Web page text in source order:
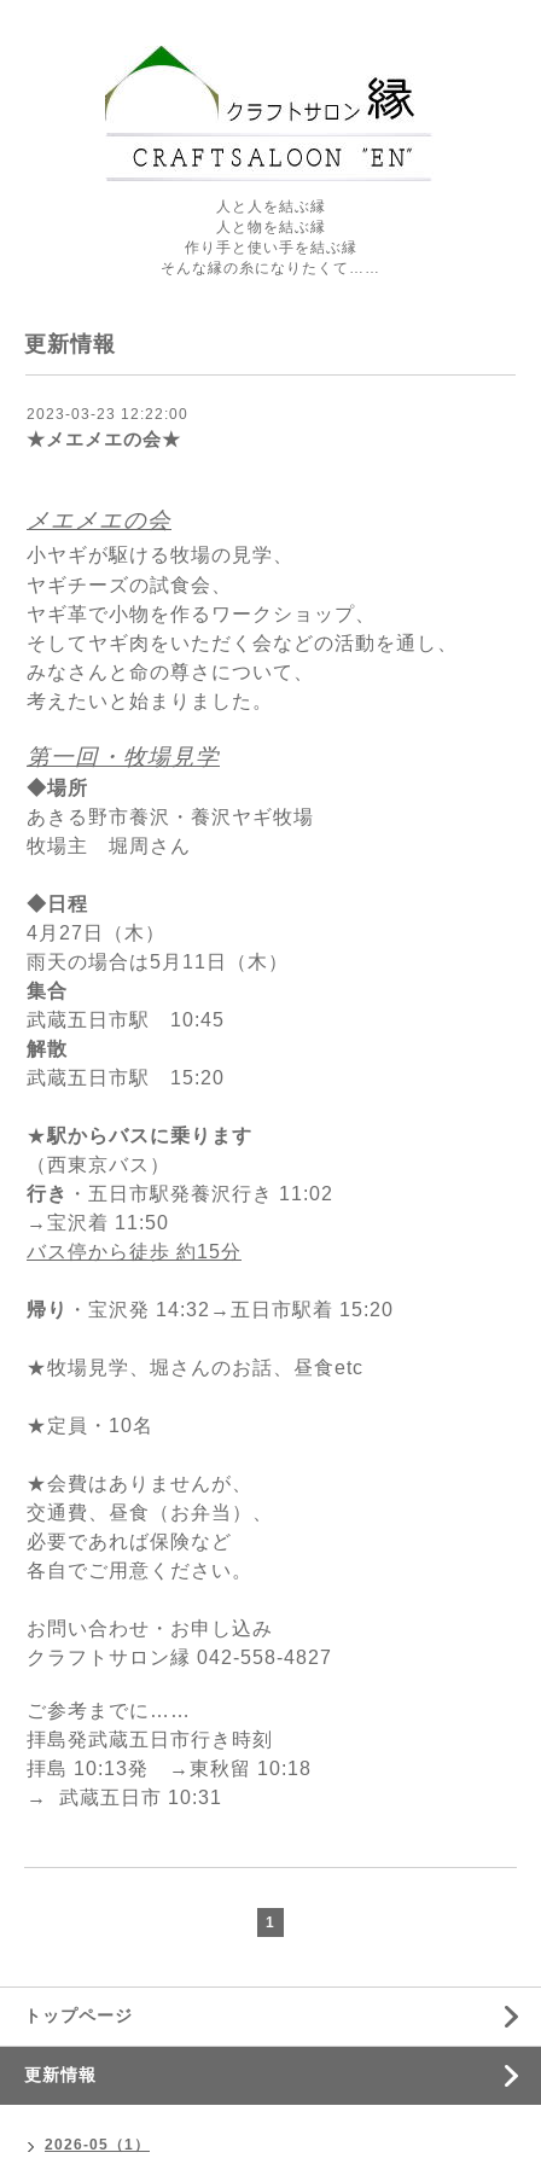
人と人を結ぶ縁
人と物を結ぶ縁
作り手と使い手を結ぶ縁
そんな縁の糸になりたくて……
更新情報
2023-03-23 12:22:00
★メエメエの会★
メエメエの会
小ヤギが駆ける牧場の見学、
ヤギチーズの試食会、
ヤギ革で小物を作るワークショップ、
そしてヤギ肉をいただく会などの活動を通し、
みなさんと命の尊さについて、
考えたいと始まりました。
第一回・牧場見学
◆場所
あきる野市養沢・養沢ヤギ牧場
牧場主 堀周さん
◆日程
4月27日（木）
雨天の場合は5月11日（木）
集合
武蔵五日市駅 10:45
解散
武蔵五日市駅 15:20
★駅からバスに乗ります
（西東京バス）
行き ・五日市駅発養沢行き 11:02
→宝沢着 11:50
バス停から徒歩 約15分
帰り ・宝沢発 14:32→五日市駅着 15:20
★牧場見学、堀さんのお話、昼食etc
★定員・10名
★会費はありませんが、
交通費、昼食（お弁当）、
必要であれば保険など
各自でご用意ください。
お問い合わせ・お申し込み
クラフトサロン縁 042-558-4827
ご参考までに……
拝島発武蔵五日市行き時刻
拝島 10:13発 →東秋留 10:18
→ 武蔵五日市 10:31
1
トップページ
更新情報
2026-05（1）